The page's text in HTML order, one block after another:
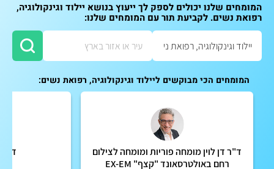
המומחים שלנו יכולים לספק לך ייעוץ בנושא יילוד וגינקולוגיה,
רפואת נשים. לקביעת תור עם המומחים שלנו:
המומחים הכי מבוקשים ליילוד וגינקולוגיה, רפואת נשים:
ד"ר דן לוין מומחה פוריות ומומחה לצילום
רחם באולטרסאונד "קצף" EX-EM
ד"ר